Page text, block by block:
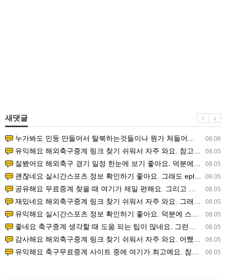
새댓글
08.06
누가봐도 민둥 만들어서 탈북하는것들이나 뭔가 쳐들어오는 낌새를 미리 알아차리기 위함이지 저걸 전쟁준비라고 하…
08.05
유익해요 해외축구중계 링크 찾기 쉬워서 자주 와요. 참고로 무료스포츠중계 정보 확인할 때 출처 꼭 체크해요.…
08.05
잘봤어요 해외축구 경기 일정 한눈에 보기 좋아요. 덕분에 epl중계 볼 때 공식 중계 채널 먼저 찾아봐요. …
08.05
괜찮네요 실시간스포츠 정보 확인하기 좋아요. 그래도 epl중계 볼 때 공식 중계 채널 먼저 찾아봐요. 북마크…
08.05
공유해요 무료중계 찾을 때 여기가 제일 편해요. 그리고 무료스포츠중계 정보 확인할 때 출처 꼭 체크해요. 앞…
08.05
재밌네요 해외축구중계 링크 찾기 쉬워서 자주 와요. 그래서 해외축구중계도 정식 서비스로 봐야 안전해요. 다음…
08.05
유익해요 실시간스포츠 정보 확인하기 좋아요. 덕분에 스포츠중계는 합법적인 경로로만 시청하려 해요. 좋은 정보…
08.05
좋네요 축구중계 생각할 때 도움 되는 팁이 많네요. 그런데 해외축구중계도 정식 서비스로 봐야 안전해요. 다음…
08.05
감사해요 해외축구중계 링크 찾기 쉬워서 자주 와요. 어쨌든 축구무료중계도 합법적인 곳에서 봐야 마음 편해요.…
08.05
유익해요 축구무료중계 사이트 중에 여기가 최고예요. 참고로 축구무료중계도 합법적인 곳에서 봐야 마음 편해요.…